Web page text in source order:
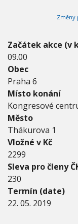
2
2
.
5
.
2
0
1
9
Změny
Začátek akce (v
09.00
Obec
Praha 6
Místo konání
Kongresové
Město
Thákurova 1
Vložné v Kč
2299
Sleva pro členy
230
Termín (date)
22. 05. 2019